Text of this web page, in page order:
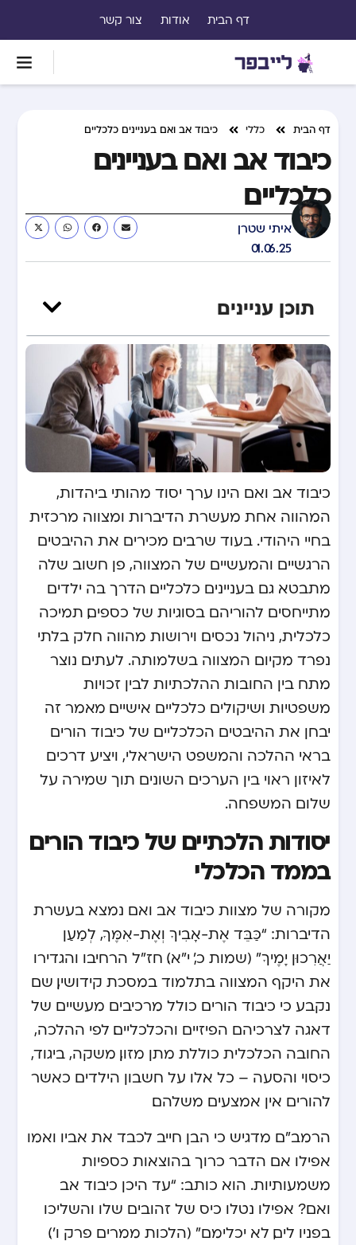
דף הבית אודות צור קשר
דף הבית כללי כיבוד אב ואם בעניינים כלכליים
כיבוד אב ואם בעניינים
כלכליים
איתי שטרן
01.06.25
תוכן עניינים
כיבוד אב ואם הינו ערך יסוד מהותי ביהדות,
המהווה אחת מעשרת הדיברות ומצווה מרכזית
בחיי היהודי. בעוד שרבים מכירים את ההיבטים
הרגשיים והמעשיים של המצווה, פן חשוב שלה
מתבטא גם בעניינים כלכליים. הדרך בה ילדים
מתייחסים להוריהם בסוגיות של כספים, תמיכה
כלכלית, ניהול נכסים וירושות מהווה חלק בלתי
נפרד מקיום המצווה בשלמותה. לעתים נוצר
מתח בין החובות ההלכתיות לבין זכויות
משפטיות ושיקולים כלכליים אישיים. מאמר זה
יבחן את ההיבטים הכלכליים של כיבוד הורים
בראי ההלכה והמשפט הישראלי, ויציע דרכים
לאיזון ראוי בין הערכים השונים תוך שמירה על
שלום המשפחה.
יסודות הלכתיים של כיבוד הורים
בממד הכלכלי
מקורה של מצוות כיבוד אב ואם נמצא בעשרת
הדיברות: “כַּבֵּד אֶת-אָבִיךָ וְאֶת-אִמֶּךָ, לְמַעַן
יַאֲרִכוּן יָמֶיךָ” (שמות כ’, י”א). חז”ל הרחיבו והגדירו
את היקף המצווה בתלמוד במסכת קידושין, שם
נקבע כי כיבוד הורים כולל מרכיבים מעשיים של
דאגה לצרכיהם הפיזיים והכלכליים. לפי ההלכה,
החובה הכלכלית כוללת מתן מזון, משקה, ביגוד,
כיסוי והסעה – כל אלו על חשבון הילדים כאשר
להורים אין אמצעים משלהם.
הרמב”ם מדגיש כי הבן חייב לכבד את אביו ואמו
אפילו אם הדבר כרוך בהוצאות כספיות
משמעותיות. הוא כותב: “עד היכן כיבוד אב
ואם? אפילו נטלו כיס של זהובים שלו והשליכו
בפניו לים, לא יכלימם” (הלכות ממרים פרק ו’).